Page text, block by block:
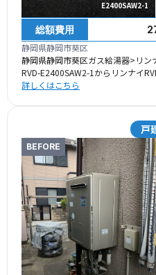
E2400SAW2-1
総額費用
静岡県静岡市葵区
静岡県静岡市葵区ガス給湯器>リン
RVD-E2400SAW2-1からリンナイ
詳しくはこちら
戸
BEFORE